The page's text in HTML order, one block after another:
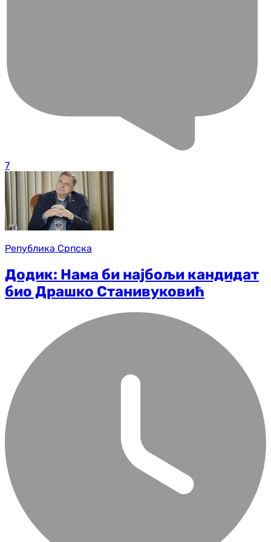
7
Република Српска
Додик: Нама би најбољи кандидат
био Драшко Станивуковић